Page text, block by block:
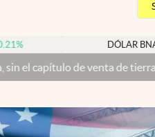
$ 1520
de tierras a extranjeros